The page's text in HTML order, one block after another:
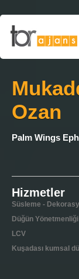
Ozan
Palm Wings
Hizmetler
Süsleme -
Düğün Yönetmenliği
LCV
Kuşadası kumsal